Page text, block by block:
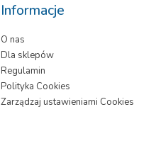
Informacje
O nas
Dla sklepów
Regulamin
Polityka Cookies
Zarządzaj ustawieniami Cookies